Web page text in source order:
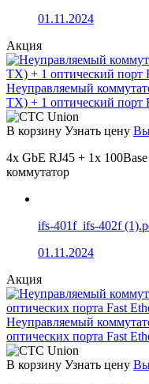
01.11.2024
Акция
Неуправляемый
TX) + 1 оптический порт
В корзину Узнать цену
4x GbE RJ45 + 1x
коммутатор
ifs-401f_ifs-402f
01.11.2024
Акция
Неуправляемый
оптических порта Fast
В корзину Узнать цену